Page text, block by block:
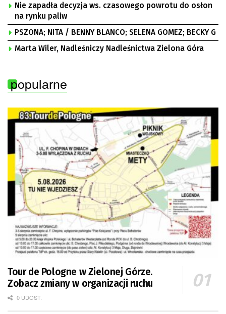
Nie zapadła decyzja ws. czasowego powrotu do osłon
na rynku paliw
PSZONA; NITA / BENNY BLANCO; SELENA GOMEZ; BECKY G
Marta Wiler, Nadleśniczy Nadleśnictwa Zielona Góra
popularne
Tour de Pologne w Zielonej Górze.
Zobacz zmiany w organizacji ruchu
0 UDOST.